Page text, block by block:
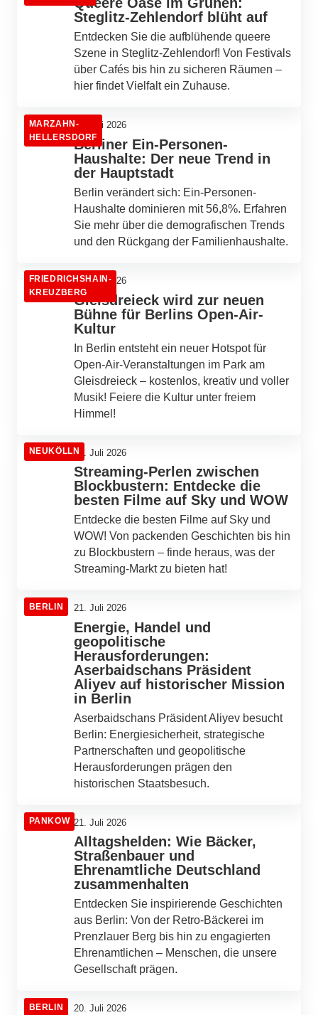
Steglitz-Zehlendorf blüht auf
Entdecken Sie die aufblühende queere
Szene in Steglitz-Zehlendorf! Von Festivals
über Cafés bis hin zu sicheren Räumen –
hier findet Vielfalt ein Zuhause.
MARZAHN-
HELLERSDORF
22. Juli 2026
Berliner Ein-Personen-
Haushalte: Der neue Trend in
der Hauptstadt
Berlin verändert sich: Ein-Personen-
Haushalte dominieren mit 56,8%. Erfahren
Sie mehr über die demografischen Trends
und den Rückgang der Familienhaushalte.
FRIEDRICHSHAIN-
KREUZBERG
21. Juli 2026
Gleisdreieck wird zur neuen
Bühne für Berlins Open-Air-
Kultur
In Berlin entsteht ein neuer Hotspot für
Open-Air-Veranstaltungen im Park am
Gleisdreieck – kostenlos, kreativ und voller
Musik! Feiere die Kultur unter freiem
Himmel!
NEUKÖLLN21. Juli 2026
Streaming-Perlen zwischen
Blockbustern: Entdecke die
besten Filme auf Sky und WOW
Entdecke die besten Filme auf Sky und
WOW! Von packenden Geschichten bis hin
zu Blockbustern – finde heraus, was der
Streaming-Markt zu bieten hat!
BERLIN 21. Juli 2026
Energie, Handel und
geopolitische
Herausforderungen:
Aserbaidschans Präsident
Aliyev auf historischer Mission
in Berlin
Aserbaidschans Präsident Aliyev besucht
Berlin: Energiesicherheit, strategische
Partnerschaften und geopolitische
Herausforderungen prägen den
historischen Staatsbesuch.
PANKOW 21. Juli 2026
Alltagshelden: Wie Bäcker,
Straßenbauer und
Ehrenamtliche Deutschland
zusammenhalten
Entdecken Sie inspirierende Geschichten
aus Berlin: Von der Retro-Bäckerei im
Prenzlauer Berg bis hin zu engagierten
Ehrenamtlichen – Menschen, die unsere
Gesellschaft prägen.
BERLIN 20. Juli 2026